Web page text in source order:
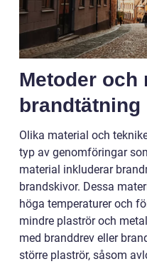
Metoder och
brandtätning
Olika material och
typ av genomföringar
material inkluderar
brandskivor. Dessa
höga temperaturer och
mindre plaströr och
med branddrev eller
större plaströr, såsom